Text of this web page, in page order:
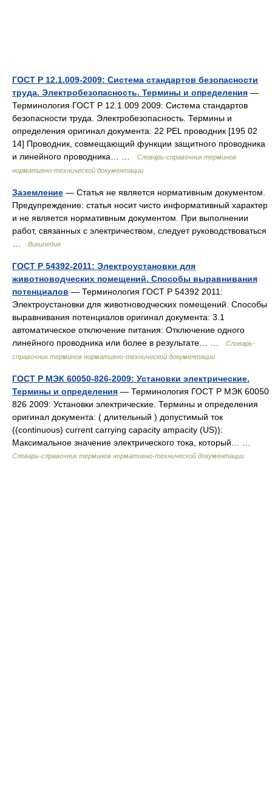
ГОСТ Р 12.1.009-2009: Система стандартов безопасности
труда. Электробезопасность. Термины и определения —
Терминология ГОСТ Р 12.1.009 2009: Система стандартов
безопасности труда. Электробезопасность. Термины и
определения оригинал документа: 22 PEL проводник [195 02
14] Проводник, совмещающий функции защитного проводника
и линейного проводника… …
Словарь-справочник терминов
нормативно-технической документации
Заземление — Статья не является нормативным документом.
Предупреждение: статья носит чисто информативный характер
и не является нормативным документом. При выполнении
работ, связанных с электричеством, следует руководствоваться
Википедия
ГОСТ Р 54392-2011: Электроустановки для
животноводческих помещений. Способы выравнивания
потенциалов — Терминология ГОСТ Р 54392 2011:
Электроустановки для животноводческих помещений. Способы
выравнивания потенциалов оригинал документа: 3.1
автоматическое отключение питания: Отключение одного
линейного проводника или более в результате… …
Словарь-
справочник терминов нормативно-технической документации
ГОСТ Р МЭК 60050-826-2009: Установки электрические.
Термины и определения — Терминология ГОСТ Р МЭК 60050
826 2009: Установки электрические. Термины и определения
оригинал документа: ( длительный ) допустимый ток
((continuous) current carrying capacity ampacity (US)):
Максимальное значение электрического тока, который… …
Словарь-справочник терминов нормативно-технической документации